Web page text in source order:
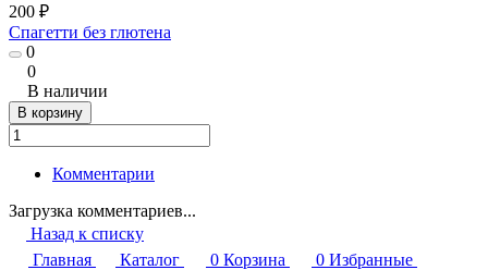
200 ₽
Спагетти без глютена
0
0
В наличии
В корзину
Комментарии
Загрузка комментариев...
Назад к списку
Главная
Каталог 0 Корзина 0 Избранные